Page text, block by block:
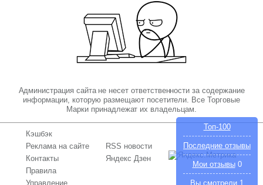
Администрация сайта не несет ответственности за содержание
информации, которую размещают посетители. Все Торговые
Марки принадлежат их владельцам.
Кэшбэк
Реклама на сайте
Контакты
Правила
Управление
RSS новости
Яндекс Дзен
Топ-100
Последние отзывы
Мои отзывы0
Вы смотрели 1